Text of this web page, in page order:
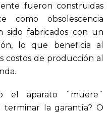
fueron construidas
obsolescencia
sido fabricados con un
lo que beneficia al
de producción al
el aparato ¨muere¨
terminar la garantía? O